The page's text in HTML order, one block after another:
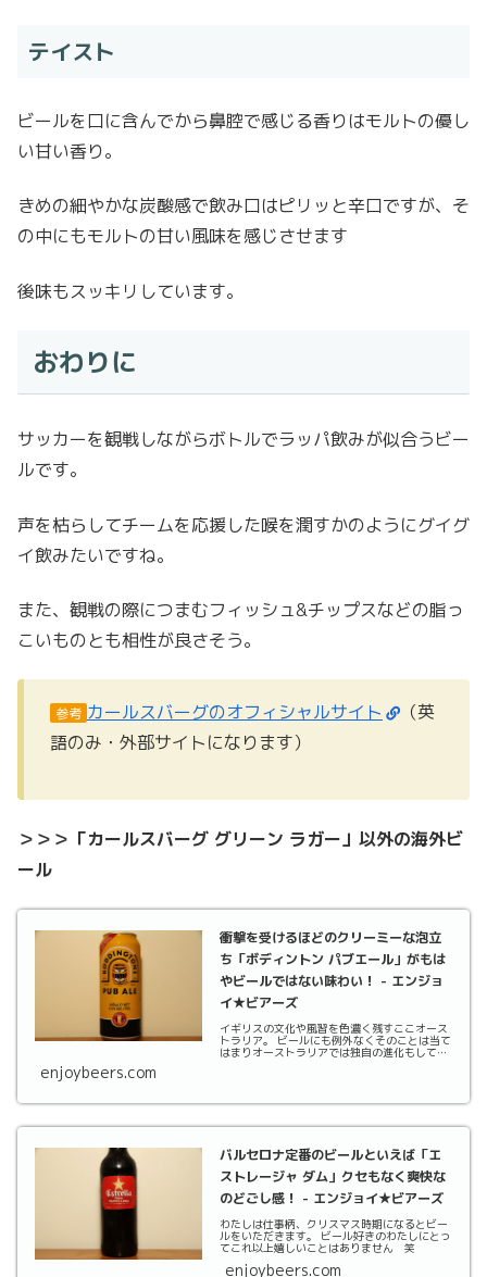
テイスト
ビールを口に含んでから鼻腔で感じる香りはモルトの優し
い甘い香り。
きめの細やかな炭酸感で飲み口はピリッと辛口ですが、そ
の中にもモルトの甘い風味を感じさせます
後味もスッキリしています。
おわりに
サッカーを観戦しながらボトルでラッパ飲みが似合うビー
ルです。
声を枯らしてチームを応援した喉を潤すかのようにグイグ
イ飲みたいですね。
また、観戦の際につまむフィッシュ&チップスなどの脂っ
こいものとも相性が良さそう。
参考 カールスバーグのオフィシャルサイト
（英
語のみ・外部サイトになります）
＞＞＞「カールスバーグ グリーン ラガー」以外の海外ビ
ール
衝撃を受けるほどのクリーミーな泡立
ち「ボディントン パブエール」がもは
やビールではない味わい！ - エンジョ
イ★ビアーズ
イギリスの文化や風習を色濃く残すここオース
トラリア。 ビールにも例外なくそのことは当て
はまりオーストラリアでは独自の進化もしてい
enjoybeers.com
バルセロナ定番のビールといえば「エ
ストレージャ ダム」クセもなく爽快な
のどごし感！ - エンジョイ★ビアーズ
わたしは仕事柄、クリスマス時期になるとビー
ルをいただきます。 ビール好きのわたしにとっ
てこれ以上嬉しいことはありません 笑
enjoybeers.com